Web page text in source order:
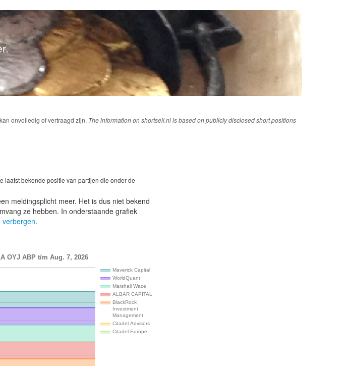
onvolledig of vertraagd zijn. The information on shortsell.nl is based on publicly disclosed short positions
laatst bekende positie van partijen die onder de
meldingsplicht meer. Het is dus niet bekend
ze hebben. In onderstaande grafiek
verbergen.
OYJ ABP t/m Aug. 7, 2026
Maverick Capital
WorldQuant
Marshall Wace
ALBAR CAPITAL
BlackRock
Investment
Management
Citadel Advisors
Citadel Europe